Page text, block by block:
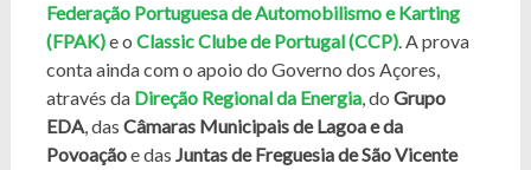
Federação Portuguesa de Automobilismo e Karting
(FPAK)e o Classic Clube de Portugal (CCP). A prova
conta ainda com o apoio do Governo dos Açores,
através da Direção Regional da Energia, do Grupo
EDA, das Câmaras Municipais de Lagoa e da
Povoaçãoe das Juntas de Freguesia de São Vicente